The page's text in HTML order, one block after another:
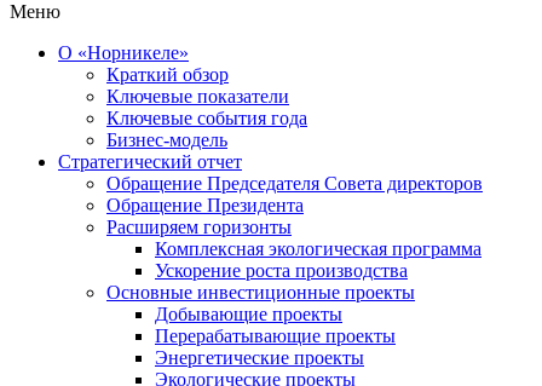
Меню
О «Норникеле»
Краткий обзор
Ключевые показатели
Ключевые события года
Бизнес-модель
Стратегический отчет
Обращение Председателя Совета директоров
Обращение Президента
Расширяем горизонты
Комплексная экологическая программа
Ускорение роста производства
Основные инвестиционные проекты
Добывающие проекты
Перерабатывающие проекты
Энергетические проекты
Экологические проекты